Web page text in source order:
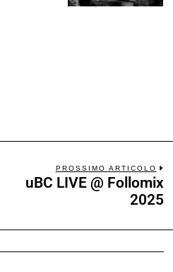
PROSSIMO ARTICOLO
uBC LIVE @ Follomix
2025